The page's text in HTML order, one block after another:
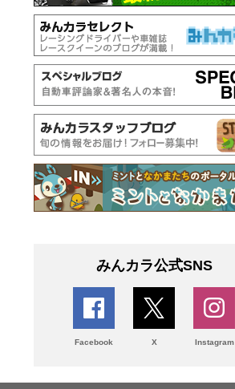
みんカラ公式SNS
Facebook X Instagram